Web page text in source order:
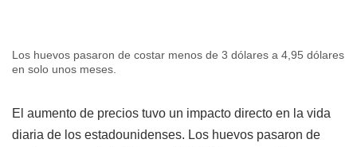
Los huevos pasaron de costar menos de 3 dólares a 4,95 dólares
en solo unos meses.
El aumento de precios tuvo un impacto directo en la vida
diaria de los estadounidenses. Los huevos pasaron de